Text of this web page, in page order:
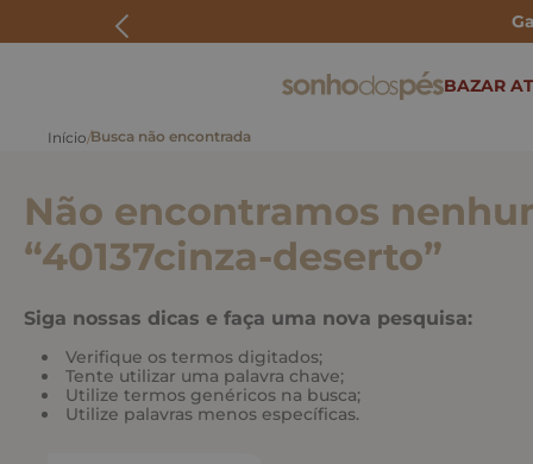
BAZAR
Não encontramos
“40137cinza-deserto”
Siga nossas dicas e faça uma nova pesquisa:
Verifique os termos digitados;
Tente utilizar uma palavra chave;
Utilize termos genéricos na busca;
Utilize palavras menos específicas.
tenis
bolsa